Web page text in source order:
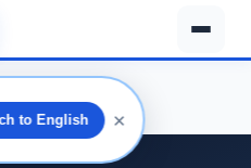
to English ✕